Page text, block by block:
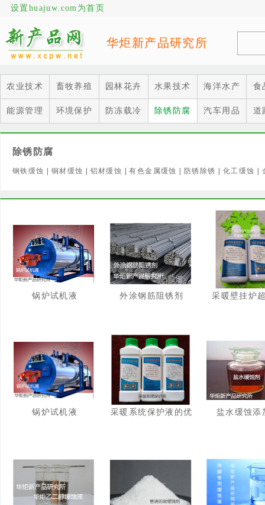
设置huajuw.com为首页
华炬新产品研究所
农业技术 畜牧养殖 园林花卉 水果技术 海洋水产 食
能源管理 环境保护 防冻载冷 除锈防腐 汽车用品 道
除锈防腐
钢铁缓蚀 铜材缓蚀 铝材缓蚀 |有色金属缓蚀 防锈除锈 化工缓蚀
锅炉试机液 外涂钢筋阻锈剂 采暖壁挂炉
锅炉试机液
采暖系统保护液的优
盐水缓蚀添